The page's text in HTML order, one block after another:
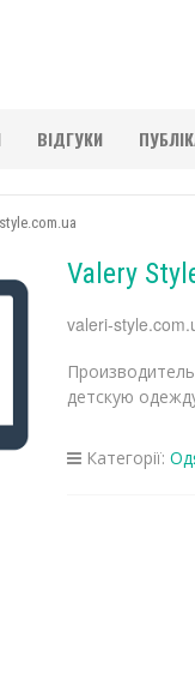
ВІДГУКИ
Valery
valeri-
детскую
Категорії: